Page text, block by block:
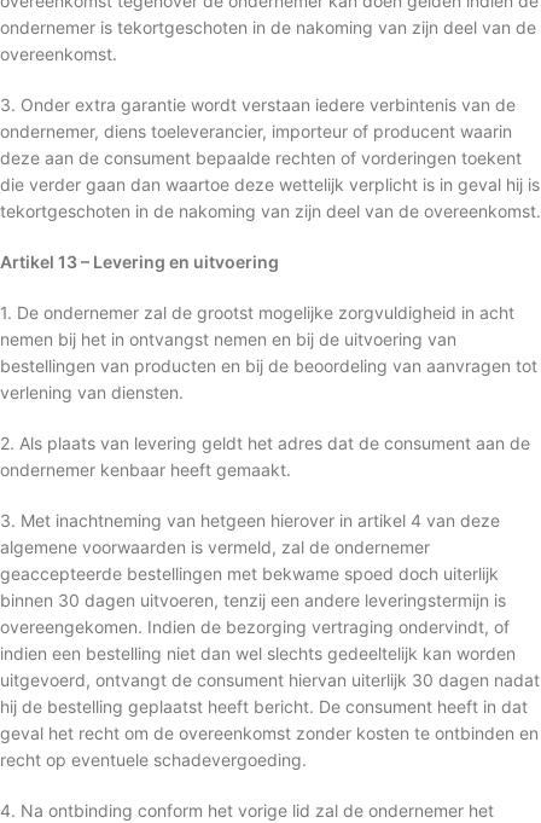
ondernemer is tekortgeschoten in de nakoming van zijn deel van de
overeenkomst.
3. Onder extra garantie wordt verstaan iedere verbintenis van de
ondernemer, diens toeleverancier, importeur of producent waarin
deze aan de consument bepaalde rechten of vorderingen toekent
die verder gaan dan waartoe deze wettelijk verplicht is in geval hij is
tekortgeschoten in de nakoming van zijn deel van de overeenkomst.
Artikel 13 – Levering en uitvoering
1. De ondernemer zal de grootst mogelijke zorgvuldigheid in acht
nemen bij het in ontvangst nemen en bij de uitvoering van
bestellingen van producten en bij de beoordeling van aanvragen tot
verlening van diensten.
2. Als plaats van levering geldt het adres dat de consument aan de
ondernemer kenbaar heeft gemaakt.
3. Met inachtneming van hetgeen hierover in artikel 4 van deze
algemene voorwaarden is vermeld, zal de ondernemer
geaccepteerde bestellingen met bekwame spoed doch uiterlijk
binnen 30 dagen uitvoeren, tenzij een andere leveringstermijn is
overeengekomen. Indien de bezorging vertraging ondervindt, of
indien een bestelling niet dan wel slechts gedeeltelijk kan worden
uitgevoerd, ontvangt de consument hiervan uiterlijk 30 dagen nadat
hij de bestelling geplaatst heeft bericht. De consument heeft in dat
geval het recht om de overeenkomst zonder kosten te ontbinden en
recht op eventuele schadevergoeding.
4. Na ontbinding conform het vorige lid zal de ondernemer het